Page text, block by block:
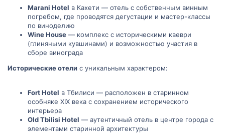
Marani Hotel в Кахети — отель с собственным винным
погребом, где проводятся дегустации и мастер-классы
по виноделию
Wine House — комплекс с историческими квеври
(глиняными кувшинами) и возможностью участия в
сборе винограда
Исторические отели с уникальным характером:
Fort Hotel в Тбилиси — расположен в старинном
особняке XIX века с сохранением исторического
интерьера
Old Tbilisi Hotel — аутентичный отель в центре города с
элементами старинной архитектуры